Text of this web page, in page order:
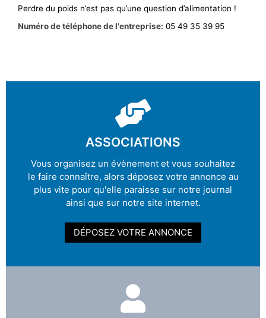
Perdre du poids n’est pas qu’une question d’alimentation !
Numéro de téléphone de l'entreprise: 05 49 35 39 95
ASSOCIATIONS
Vous organisez un évènement et vous souhaitez
le faire connaître, alors déposez votre annonce au
plus vite pour qu'elle paraisse sur notre journal
ainsi que sur notre site internet.
DÉPOSEZ VOTRE ANNONCE